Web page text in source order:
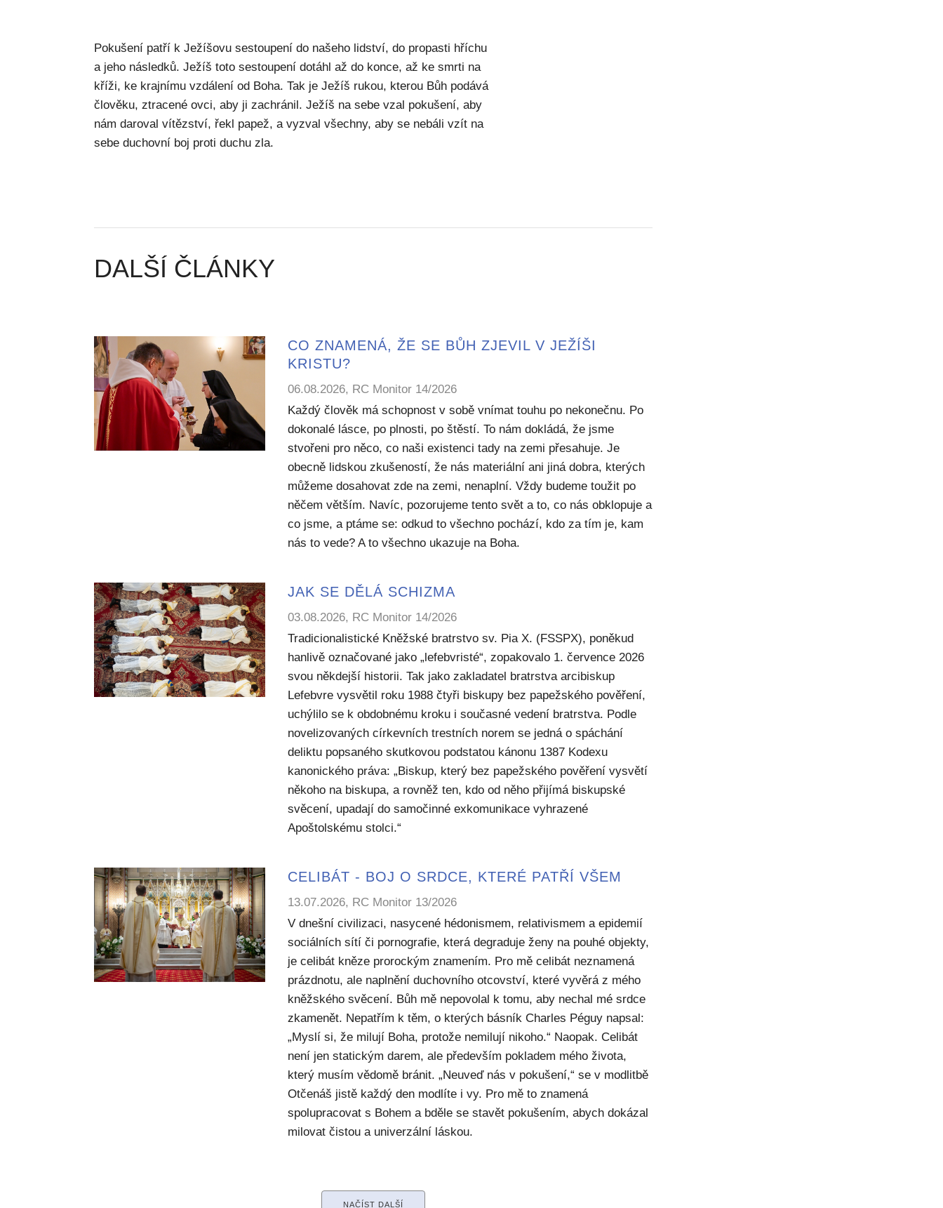
Pokušení patří k Ježíšovu sestoupení do našeho lidství, do propasti hříchu
a jeho následků. Ježíš toto sestoupení dotáhl až do konce, až ke smrti na
kříži, ke krajnímu vzdálení od Boha. Tak je Ježíš rukou, kterou Bůh podává
člověku, ztracené ovci, aby ji zachránil. Ježíš na sebe vzal pokušení, aby
nám daroval vítězství, řekl papež, a vyzval všechny, aby se nebáli vzít na
sebe duchovní boj proti duchu zla.
DALŠÍ ČLÁNKY
CO ZNAMENÁ, ŽE SE BŮH ZJEVIL V JEŽÍŠI
KRISTU?
06.08.2026, RC Monitor 14/2026
Každý člověk má schopnost v sobě vnímat touhu po nekonečnu. Po
dokonalé lásce, po plnosti, po štěstí. To nám dokládá, že jsme
stvořeni pro něco, co naši existenci tady na zemi přesahuje. Je
obecně lidskou zkušeností, že nás materiální ani jiná dobra, kterých
můžeme dosahovat zde na zemi, nenaplní. Vždy budeme toužit po
něčem větším. Navíc, pozorujeme tento svět a to, co nás obklopuje a
co jsme, a ptáme se: odkud to všechno pochází, kdo za tím je, kam
nás to vede? A to všechno ukazuje na Boha.
JAK SE DĚLÁ SCHIZMA
03.08.2026, RC Monitor 14/2026
Tradicionalistické Kněžské bratrstvo sv. Pia X. (FSSPX), poněkud
hanlivě označované jako „lefebvristé“, zopakovalo 1. července 2026
svou někdejší historii. Tak jako zakladatel bratrstva arcibiskup
Lefebvre vysvětil roku 1988 čtyři biskupy bez papežského pověření,
uchýlilo se k obdobnému kroku i současné vedení bratrstva. Podle
novelizovaných církevních trestních norem se jedná o spáchání
deliktu popsaného skutkovou podstatou kánonu 1387 Kodexu
kanonického práva: „Biskup, který bez papežského pověření vysvětí
někoho na biskupa, a rovněž ten, kdo od něho přijímá biskupské
svěcení, upadají do samočinné exkomunikace vyhrazené
Apoštolskému stolci.“
CELIBÁT - BOJ O SRDCE, KTERÉ PATŘÍ VŠEM
13.07.2026, RC Monitor 13/2026
V dnešní civilizaci, nasycené hédonismem, relativismem a epidemií
sociálních sítí či pornografie, která degraduje ženy na pouhé objekty,
je celibát kněze prorockým znamením. Pro mě celibát neznamená
prázdnotu, ale naplnění duchovního otcovství, které vyvěrá z mého
kněžského svěcení. Bůh mě nepovolal k tomu, aby nechal mé srdce
zkamenět. Nepatřím k těm, o kterých básník Charles Péguy napsal:
„Myslí si, že milují Boha, protože nemilují nikoho.“ Naopak. Celibát
není jen statickým darem, ale především pokladem mého života,
který musím vědomě bránit. „Neuveď nás v pokušení,“ se v modlitbě
Otčenáš jistě každý den modlíte i vy. Pro mě to znamená
spolupracovat s Bohem a bděle se stavět pokušením, abych dokázal
milovat čistou a univerzální láskou.
NAČÍST DALŠÍ